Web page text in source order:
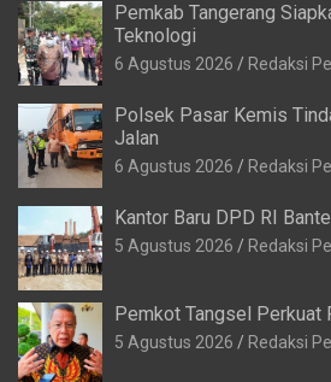
Pemkab Tangerang
Teknologi
6 Agustus 2026 Redaksi
Polsek Pasar Kemis
Jalan
6 Agustus 2026 Redaksi
Kantor Baru DPD RI
5 Agustus 2026 Redaksi
Pemkot Tangsel Perkuat
5 Agustus 2026 Redaksi